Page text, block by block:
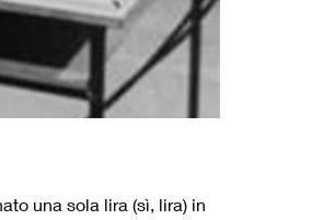
una sola lira (sì, lira) in